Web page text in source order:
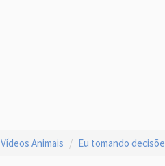
Vídeos Animais Eu tomando